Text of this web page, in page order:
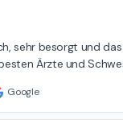
sehr besorgt und
Ärzte und
Google